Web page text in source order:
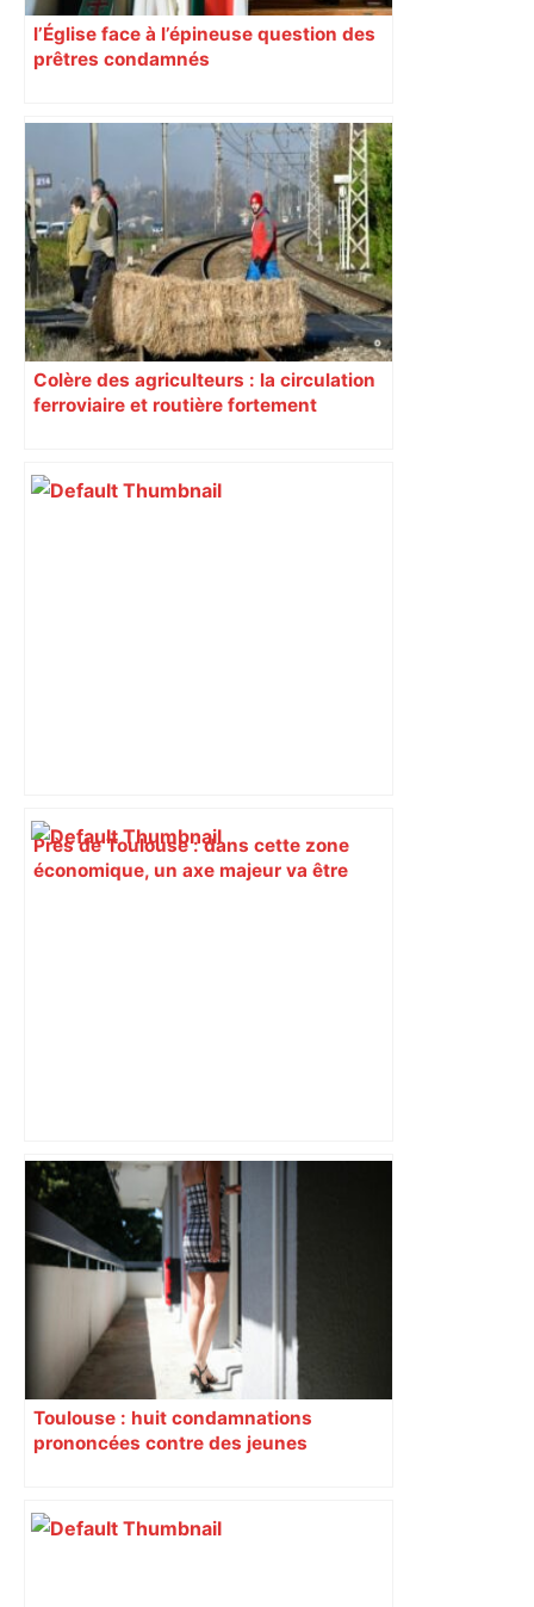
l’Église face à l’épineuse question des
prêtres condamnés
Colère des agriculteurs : la circulation
ferroviaire et routière fortement
Près de Toulouse : dans cette zone
économique, un axe majeur va être
Bilan du marché du logement neuf :
une lueur d'espoir pour l'immobilier à
Toulouse ? – Actu.fr
Toulouse : huit condamnations
prononcées contre des jeunes